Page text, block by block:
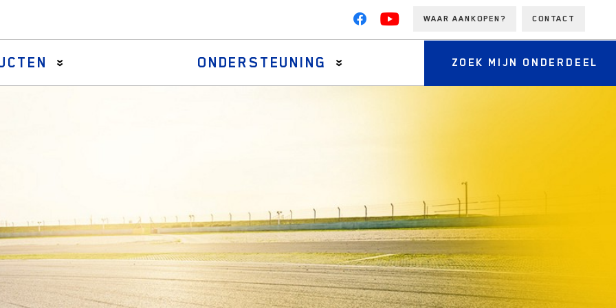
WAAR AANKOPEN? CONTACT
Stuurstangeinden
ONDERSTEUNING ZOEK MIJN ONDERDEEL